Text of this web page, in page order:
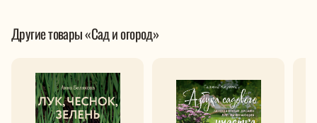
Другие товары «Сад и огород»